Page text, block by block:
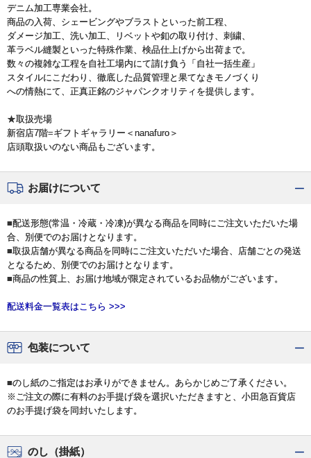
デニム加工専業会社。
商品の入荷、シェービングやブラストといった前工程、
ダメージ加工、洗い加工、リベットや釦の取り付け、刺繍、
革ラベル縫製といった特殊作業、検品仕上げから出荷まで。
数々の複雑な工程を自社工場内にて請け負う「自社一括生産」
スタイルにこだわり、徹底した品質管理と果てなきモノづくり
への情熱にて、正真正銘のジャパンクオリティを提供します。
★取扱売場
新宿店7階=ギフトギャラリー＜nanafuro＞
店頭取扱いのない商品もございます。
お届けについて
■配送形態(常温・冷蔵・冷凍)が異なる商品を同時にご注文いただいた場
合、別便でのお届けとなります。
■取扱店舗が異なる商品を同時にご注文いただいた場合、店舗ごとの発送
となるため、別便でのお届けとなります。
■商品の性質上、お届け地域が限定されているお品物がございます。
配送料金一覧表はこちら >>>
包装について
■のし紙のご指定はお承りができません。あらかじめご了承ください。
※ご注文の際に有料のお手提げ袋を選択いただきますと、小田急百貨店
のお手提げ袋を同封いたします。
のし（掛紙）